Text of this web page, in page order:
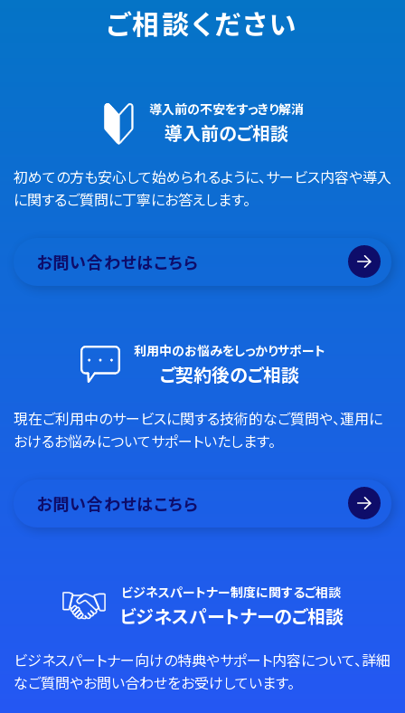
ご相談ください
導入前の不安をすっきり解消
導入前のご相談
初めての方も安心して始められるように、サービス内容や導入
に関するご質問に丁寧にお答えします。
お問い合わせはこちら
利用中のお悩みをしっかりサポート
ご契約後のご相談
現在ご利用中のサービスに関する技術的なご質問や、運用に
おけるお悩みについてサポートいたします。
お問い合わせはこちら
ビジネスパートナー制度に関するご相談
ビジネスパートナーのご相談
ビジネスパートナー向けの特典やサポート内容について、詳細
なご質問やお問い合わせをお受けしています。